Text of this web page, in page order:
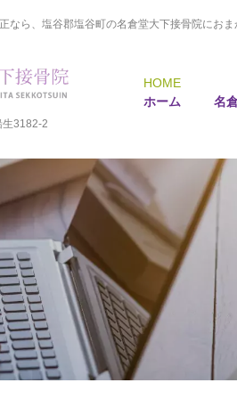
なら、塩谷郡塩谷町の名倉堂大下接骨院にお
生3182-2
HOME
ホーム
名